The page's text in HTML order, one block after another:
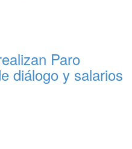
Paro
diálogo y salarios